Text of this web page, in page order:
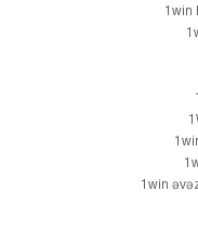
1win
1win